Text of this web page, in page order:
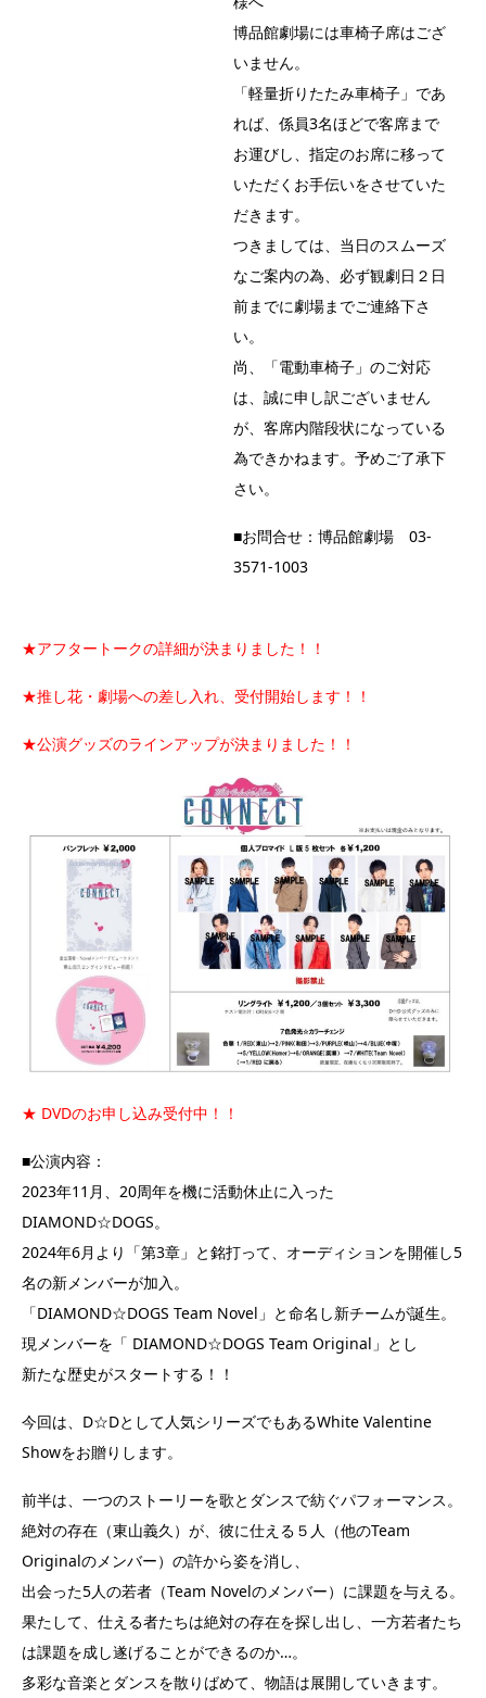
博品館劇場には車椅子席はござ
いません。
「軽量折りたたみ車椅子」であ
れば、係員3名ほどで客席まで
お運びし、指定のお席に移って
いただくお手伝いをさせていた
だきます。
つきましては、当日のスムーズ
なご案内の為、必ず観劇日２日
前までに劇場までご連絡下さ
い。
尚、「電動車椅子」のご対応
は、誠に申し訳ございません
が、客席内階段状になっている
為できかねます。予めご了承下
さい。
■お問合せ：博品館劇場 03-
3571-1003
★アフタートークの詳細が決まりました！！
★推し花・劇場への差し入れ、受付開始します！！
★公演グッズのラインアップが決まりました！！
★ DVDのお申し込み受付中！！
■公演内容：
2023年11月、20周年を機に活動休止に入った
DIAMOND☆DOGS。
2024年6月より「第3章」と銘打って、オーディションを開催し5
名の新メンバーが加入。
「DIAMOND☆DOGS Team Novel」と命名し新チームが誕生。
現メンバーを「 DIAMOND☆DOGS Team Original」とし
新たな歴史がスタートする！！
今回は、D☆Dとして人気シリーズでもあるWhite Valentine
Showをお贈りします。
前半は、一つのストーリーを歌とダンスで紡ぐパフォーマンス。
絶対の存在（東山義久）が、彼に仕える５人（他のTeam
Originalのメンバー）の許から姿を消し、
出会った5人の若者（Team Novelのメンバー）に課題を与える。
果たして、仕える者たちは絶対の存在を探し出し、一方若者たち
は課題を成し遂げることができるのか…。
多彩な音楽とダンスを散りばめて、物語は展開していきます。